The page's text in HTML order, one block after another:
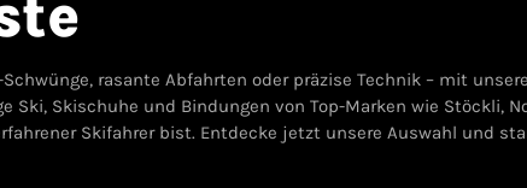
rasante Abfahrten oder präzise Technik – mit
Ski, Skischuhe und Bindungen von Top-Marken wie Stöckli,
Skifahrer bist. Entdecke jetzt unsere Auswahl und